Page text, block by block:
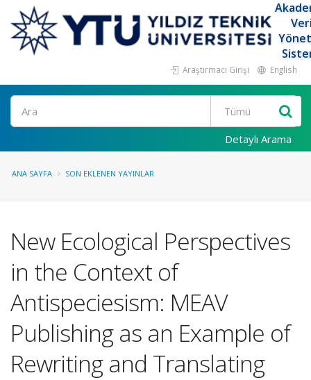
Araştırmacı Girişi English
Ara
Detaylı Arama
ANA SAYFA SON EKLENEN YAYINLAR
New Ecological Perspectives
in the Context of
Antispeciesism: MEAV
Publishing as an Example of
Rewriting and Translating